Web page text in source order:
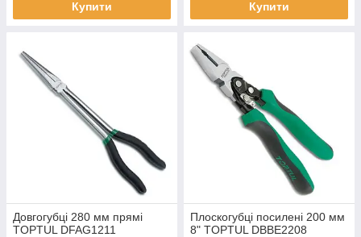
Купити Купити
Довгогубці 280 мм прямі
TOPTUL DFAG1211
Плоскогубці посилені 200 мм
8" TOPTUL DBBE2208